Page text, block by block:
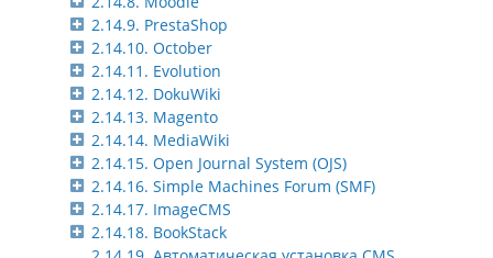
2.14.9. PrestaShop
2.14.10. October
2.14.11. Evolution
2.14.12. DokuWiki
2.14.13. Magento
2.14.14. MediaWiki
2.14.15. Open Journal System (OJS)
2.14.16. Simple Machines Forum (SMF)
2.14.17. ImageCMS
2.14.18. BookStack